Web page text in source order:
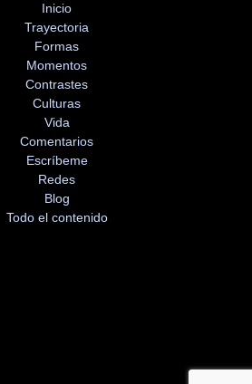
Inicio
Trayectoria
Formas
Momentos
Contrastes
Culturas
Vida
Comentarios
Escríbeme
Redes
Blog
Todo el contenido